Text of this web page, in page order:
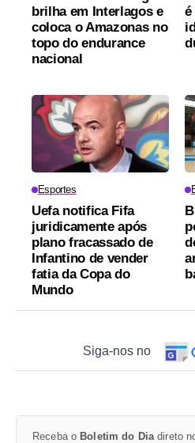
brilha em Interlagos e
coloca o Amazonas no
topo do endurance
nacional
é
Esportes
Uefa notifica Fifa
juridicamente após
plano fracassado de
Infantino de vender
fatia da Copa do
Mundo
Siga-nos no
Receba o Boletim do Dia direto